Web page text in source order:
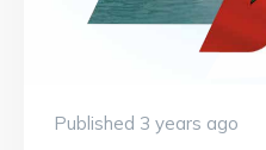
Published 3 years ago